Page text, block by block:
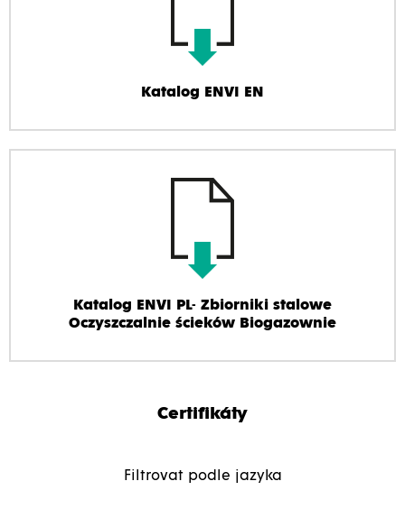
Katalog ENVI EN
Katalog ENVI PL- Zbiorniki stalowe
Oczyszczalnie ścieków Biogazownie
Certifikáty
Filtrovat podle jazyka